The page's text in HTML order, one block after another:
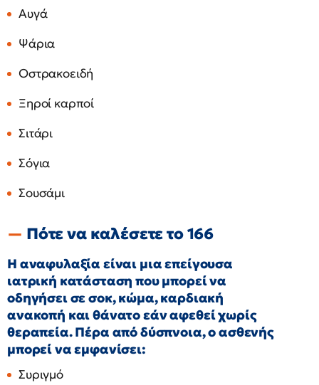
Αυγά
Ψάρια
Οστρακοειδή
Ξηροί καρποί
Σιτάρι
Σόγια
Σουσάμι
Πότε να καλέσετε το 166
Η αναφυλαξία είναι μια επείγουσα
ιατρική κατάσταση που μπορεί να
οδηγήσει σε σοκ, κώμα, καρδιακή
ανακοπή και θάνατο εάν αφεθεί χωρίς
θεραπεία. Πέρα από δύσπνοια, ο ασθενής
μπορεί να εμφανίσει:
Συριγμό